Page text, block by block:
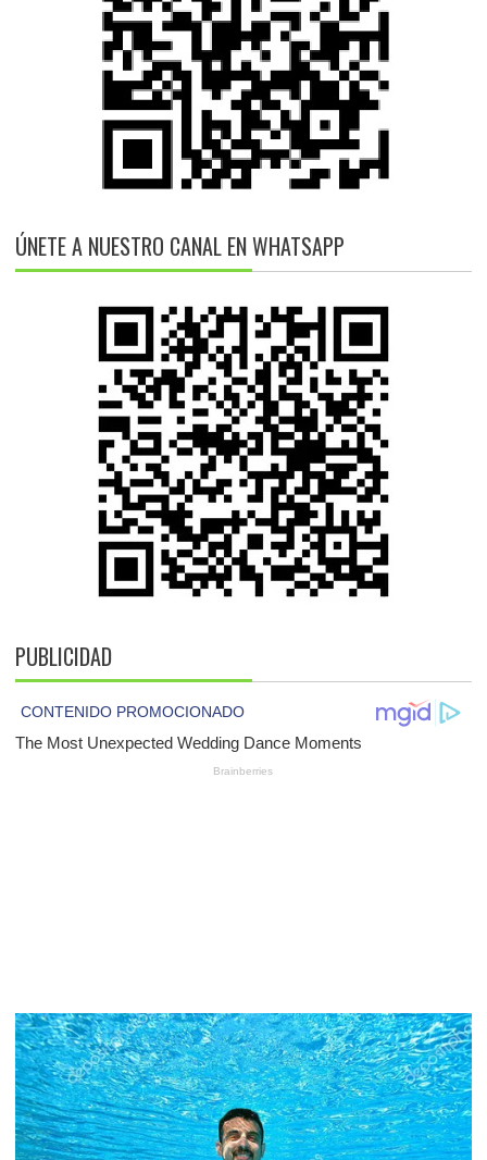
ÚNETE A NUESTRO CANAL EN WHATSAPP
PUBLICIDAD